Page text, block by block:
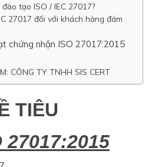
tạo ISO / IEC 27017?
27017 đối với khách hàng đám
chứng nhận ISO 27017:2015
CÔNG TY TNHH SIS CERT
TIÊU
27017:2015